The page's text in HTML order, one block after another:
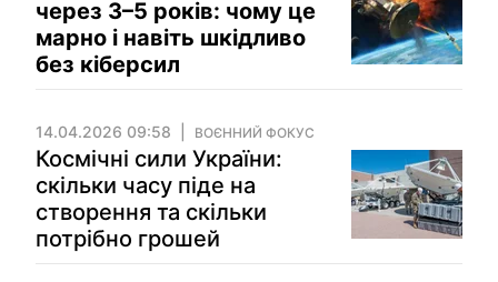
через 3–5 років: чому це
марно і навіть шкідливо
без кіберсил
14.04.2026 09:58 ВОЄННИЙ ФОКУС
Космічні сили України:
скільки часу піде на
створення та скільки
потрібно грошей